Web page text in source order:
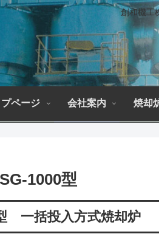
創和機工
プページ 会社案内 焼却
1000型
一括投入方式焼却炉